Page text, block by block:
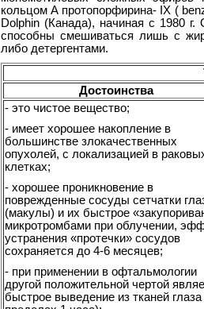
кольцом А протопорфирина- IX (
Dolphin (Канада), начиная с 1980
способны смешиваться лишь с
либо детергентами.
Достоинства
- это чистое вещество;
- имеет хорошее накопление в
большинстве злокачественных
опухолей, с локализацией в
клетках;
- хорошее проникновение в
поврежденные сосуды сетчатки
(макулы) и их быстрое
микротромбами при облучении,
устранения «протечки» сосудов
сохраняется до 4-6 месяцев;
- при применении в офтальмологии
другой положительной чертой
быстрое выведение из тканей глаза